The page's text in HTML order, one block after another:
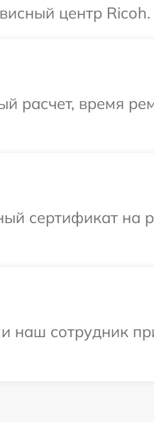
центр Ricoh.
расчет, время
сертификат на
наш сотрудник